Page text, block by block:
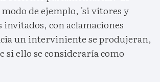
modo de ejemplo, 'si vítores y
invitados, con aclamaciones
un interviniente se produjeran,
si ello se consideraría como